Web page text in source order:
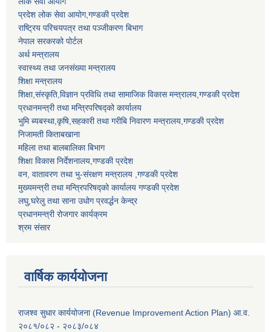
प्रदेश लोक सेवा आयोग,गण्डकी प्रदेश
राष्ट्रिय परिचयपत्र तथा पञ्जीकरण बिभाग
नेपाल सरकरको पोर्टल
अर्थ मन्त्रालय
स्वास्थ्य तथा जनसंख्या मन्त्रालय
शिक्षा मन्त्रालय
शिक्षा,संस्कृति,विज्ञान प्रविधि तथा सामाजिक विकास मन्त्रालय,गण्डकी प्रदेश
प्रधानमन्त्री तथा मन्त्रिपरिषद्को कार्यालय
भुमि ब्यबस्था,कृषि,सहकारी तथा गरीबि निवारण मन्त्रालय,गण्डकी प्रदेश
निजामती किताबखाना
महिला तथा बालबालिका बिभाग
शिक्षा विकास निर्देशनालय,गण्डकी प्रदेश
वन, वातावरण तथा भु-संरक्षण मन्त्रालय ,गण्डकी प्रदेश
मुख्यमन्त्री तथा मन्त्रिपरिषद्को कार्यालय गण्डकी प्रदेश
लघु,घरेलु तथा साना उधोग प्रवर्द्धन केन्द्र
प्रधानमन्त्री रोजगार कार्यक्रम
श्रम संसार
वार्षिक कार्ययोजना
राजश्व सुधार कार्ययोजना (Revenue Improvement Action Plan) आ.व.
२०८१/०८२ - २०८३/०८४